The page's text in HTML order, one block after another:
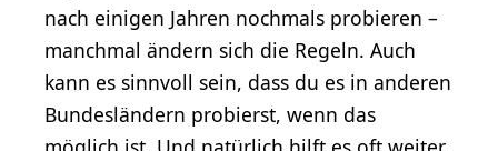
nach einigen Jahren nochmals probieren –
manchmal ändern sich die Regeln. Auch
kann es sinnvoll sein, dass du es in anderen
Bundesländern probierst, wenn das